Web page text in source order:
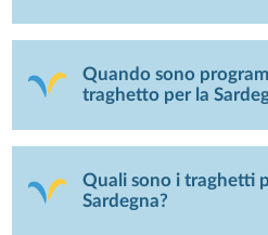
Quando sono
traghetto per la
Quali sono i traghetti
Sardegna?